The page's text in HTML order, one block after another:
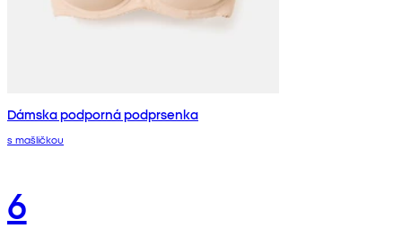
Dámska podporná podprsenka
s mašličkou
6